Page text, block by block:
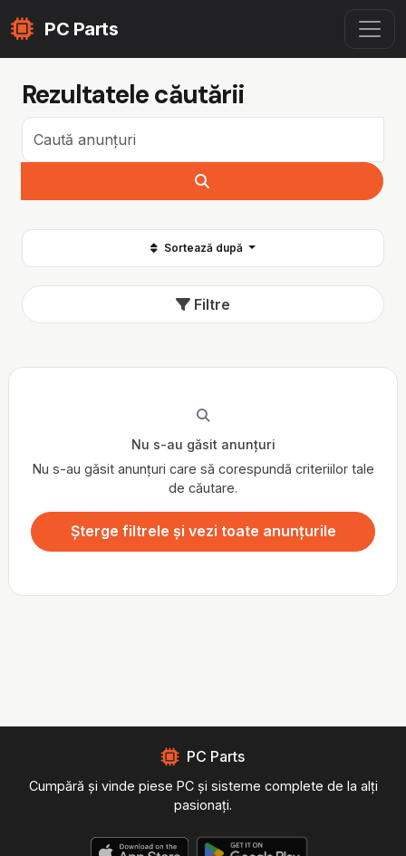
PC Parts
Rezultatele căutării
Sortează după
Filtre
Nu s-au găsit anunțuri
Nu s-au găsit anunțuri care să corespundă criteriilor tale
de căutare.
Șterge filtrele și vezi toate anunțurile
PC Parts
Cumpără și vinde piese PC și sisteme complete de la alți
pasionați.